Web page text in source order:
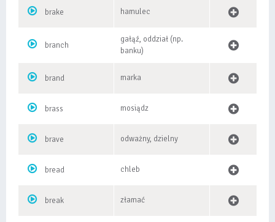
brake hamulec
branch
gałąź, oddział (np.
banku)
brand marka
brass mosiądz
brave odważny, dzielny
bread chleb
break złamać